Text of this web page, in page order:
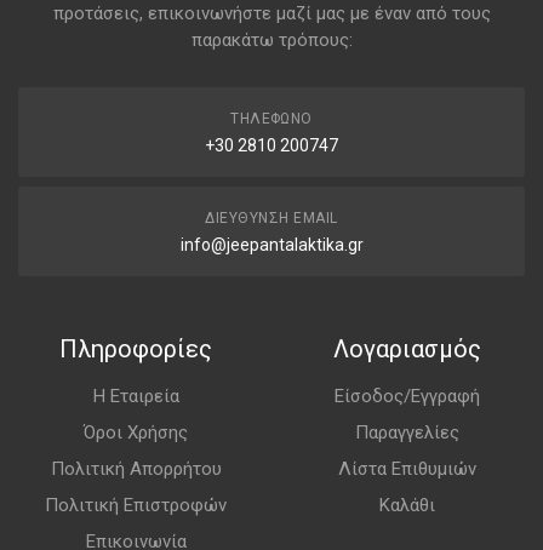
προτάσεις, επικοινωνήστε μαζί μας με έναν από τους
παρακάτω τρόπους:
ΤΗΛΈΦΩΝΟ
+30 2810 200747
ΔΙΕΎΘΥΝΣΗ EMAIL
info@jeepantalaktika.gr
Πληροφορίες
Η Εταιρεία
Όροι Χρήσης
Πολιτική Απορρήτου
Πολιτική Επιστροφών
Επικοινωνία
Λογαριασμός
Είσοδος/Εγγραφή
Παραγγελίες
Λίστα Επιθυμιών
Καλάθι